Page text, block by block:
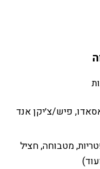
פיש/צ׳יקן אנד
פטריות, מטבוחה, חציל